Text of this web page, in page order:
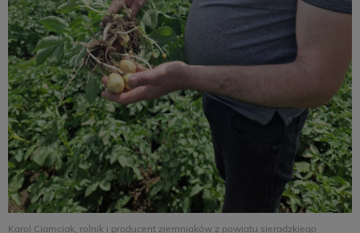
Karol Ciamciak, rolnik i producent ziemniaków z powiatu sieradzkiego